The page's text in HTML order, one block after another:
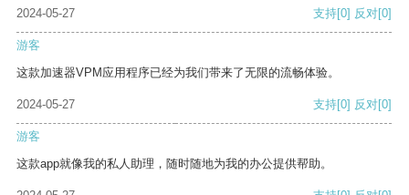
2024-05-27 支持[0] 反对[0]
游客
这款加速器VPM应用程序已经为我们带来了无限的流畅体验。
2024-05-27 支持[0] 反对[0]
游客
这款app就像我的私人助理，随时随地为我的办公提供帮助。